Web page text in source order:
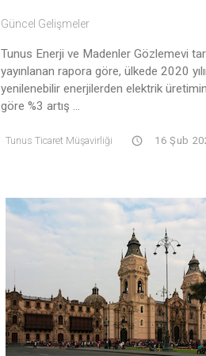
Güncel Gelişmeler
Tunus Enerji ve Madenler Gözlemevi
yayınlanan rapora göre, ülkede 2020
yenilenebilir enerjilerden elektrik
göre %3 artış ...
Tunus Ticaret Müşavirliği 16 Şub